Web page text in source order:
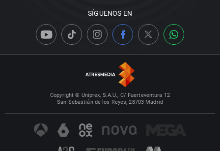
SÍGUENOS EN
Copyright © Uniprex, S.A.U., C/ Fuerteventura 12
San Sebastián de los Reyes, 28703 Madrid